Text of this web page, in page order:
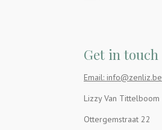
Get in touch
Email: info@zenliz.be
Lizzy Van Tittelboom
Ottergemstraat 22